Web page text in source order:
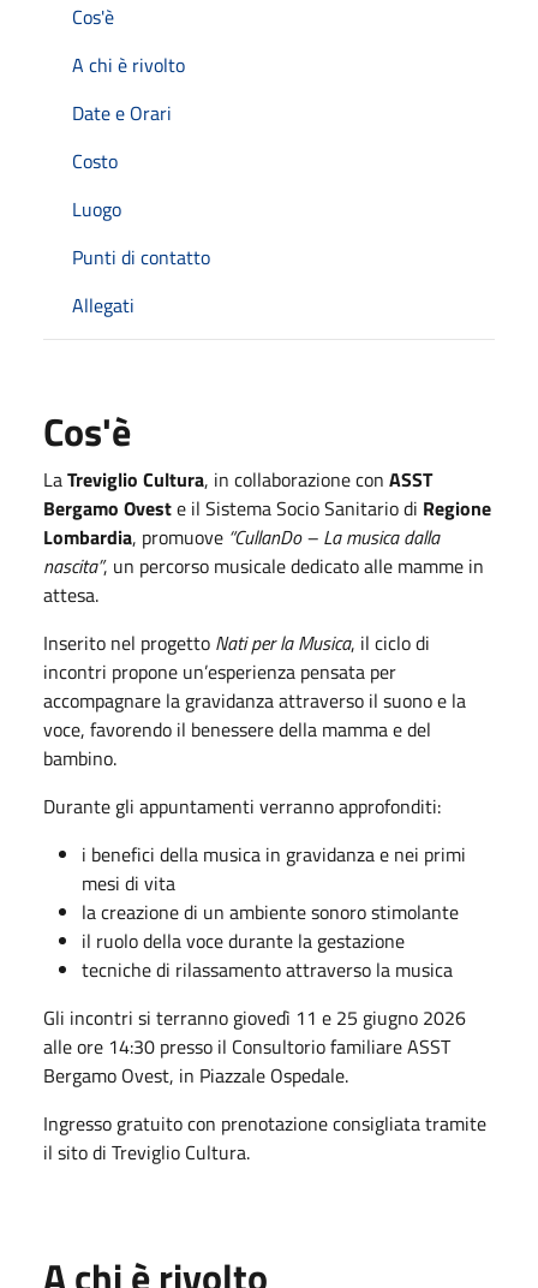
Cos'è
A chi è rivolto
Date e Orari
Costo
Luogo
Punti di contatto
Allegati
Cos'è
LaTreviglio Cultura, in collaborazione con ASST
Bergamo Oveste il Sistema Socio Sanitario di Regione
Lombardia, promuove “CullanDo – La musica dalla
nascita”, un percorso musicale dedicato alle mamme in
attesa.
Inserito nel progetto Nati per la Musica, il ciclo di
incontri propone un’esperienza pensata per
accompagnare la gravidanza attraverso il suono e la
voce, favorendo il benessere della mamma e del
bambino.
Durante gli appuntamenti verranno approfonditi:
i benefici della musica in gravidanza e nei primi
mesi di vita
la creazione di un ambiente sonoro stimolante
il ruolo della voce durante la gestazione
tecniche di rilassamento attraverso la musica
Gli incontri si terranno giovedì 11 e 25 giugno 2026
alle ore 14:30 presso il Consultorio familiare ASST
Bergamo Ovest, in Piazzale Ospedale.
Ingresso gratuito con prenotazione consigliata tramite
il sito di Treviglio Cultura.